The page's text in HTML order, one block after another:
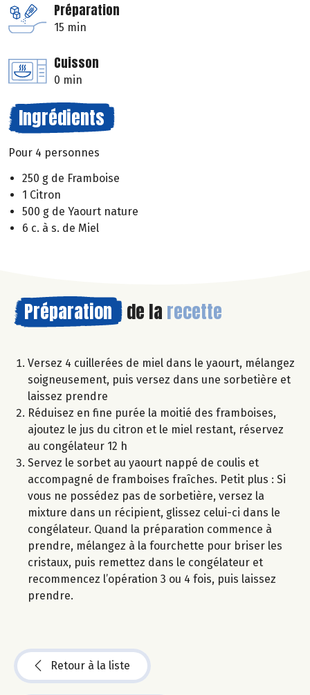
Préparation
15 min
Cuisson
0 min
Ingrédients
Pour 4 personnes
250 g de Framboise
1 Citron
500 g de Yaourt nature
6 c. à s. de Miel
Préparation de la recette
Versez 4 cuillerées de miel dans le yaourt, mélangez
soigneusement, puis versez dans une sorbetière et
laissez prendre
Réduisez en fine purée la moitié des framboises,
ajoutez le jus du citron et le miel restant, réservez
au congélateur 12 h
Servez le sorbet au yaourt nappé de coulis et
accompagné de framboises fraîches. Petit plus : Si
vous ne possédez pas de sorbetière, versez la
mixture dans un récipient, glissez celui-ci dans le
congélateur. Quand la préparation commence à
prendre, mélangez à la fourchette pour briser les
cristaux, puis remettez dans le congélateur et
recommencez l’opération 3 ou 4 fois, puis laissez
prendre.
Retour à la liste